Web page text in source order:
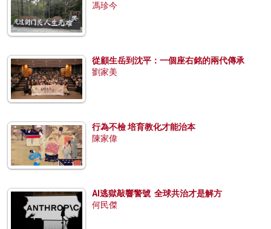
馮珍今
從顧生岳到沈平：一個座右銘的兩代傳承
劉家美
行為不檢 培育教化才能治本
陳家偉
AI逃獄敲響警號 全球共治才是解方
何民傑